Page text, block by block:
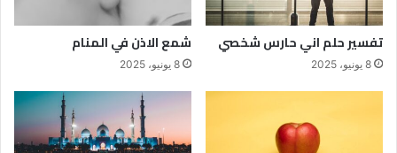
تفسير حلم اني حارس شخصي
8 يونيو، 2025
شمع الاذن في المنام
8 يونيو، 2025